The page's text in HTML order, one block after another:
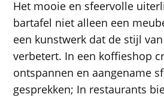
Het mooie en sfeervolle
bartafel niet alleen een
een kunstwerk dat de stijl
verbetert. In een koffieshop
ontspannen en aangename
gesprekken; In restaurants